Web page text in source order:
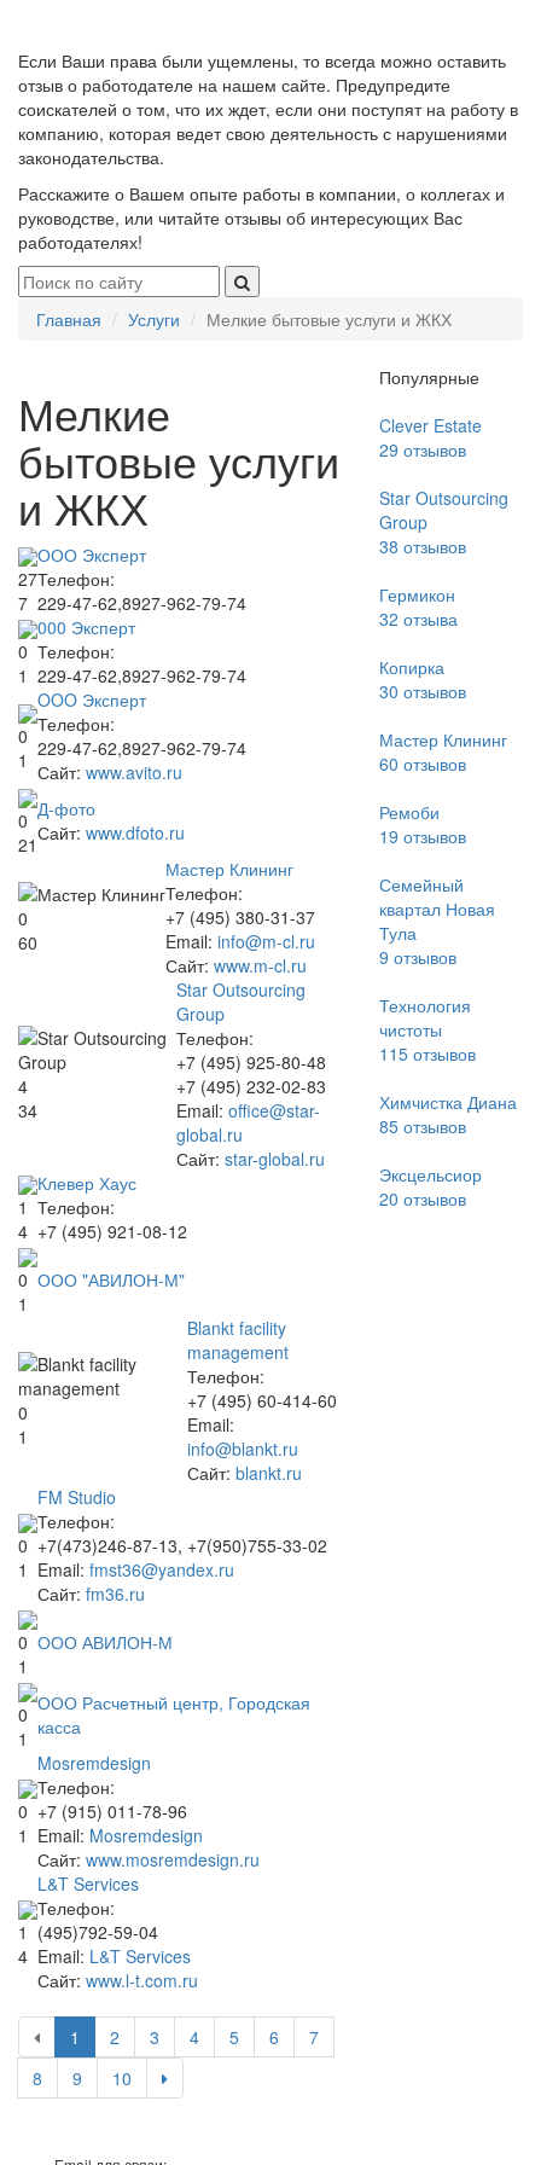
Если Ваши права были ущемлены, то всегда можно оставить
отзыв о работодателе на нашем сайте. Предупредите
соискателей о том, что их ждет, если они поступят на работу в
компанию, которая ведет свою деятельность с нарушениями
законодательства.
Расскажите о Вашем опыте работы в компании, о коллегах и
руководстве, или читайте отзывы об интересующих Вас
работодателях!
Главная Услуги Мелкие бытовые услуги и ЖКХ
Мелкие
бытовые услуги
и ЖКХ
27
7
ООО Эксперт
Телефон:
229-47-62,8927-962-79-74
0
1
000 Эксперт
Телефон:
229-47-62,8927-962-79-74
0
1
OOO Эксперт
Телефон:
229-47-62,8927-962-79-74
Сайт: www.avito.ru
0
21
Д-фото
Сайт: www.dfoto.ru
0
60
Мастер Клининг
Телефон:
+7 (495) 380-31-37
Email: info@m-cl.ru
Сайт: www.m-cl.ru
4
34
Star Outsourcing
Group
Телефон:
+7 (495) 925-80-48
+7 (495) 232-02-83
Email: office@star-
global.ru
Сайт: star-global.ru
1
4
Клевер Хаус
Телефон:
+7 (495) 921-08-12
0
1
ООО "АВИЛОН-М"
0
1
Blankt facility
management
Телефон:
+7 (495) 60-414-60
Email:
info@blankt.ru
Сайт: blankt.ru
0
1
FM Studio
Телефон:
+7(473)246-87-13, +7(950)755-33-02
Email: fmst36@yandex.ru
Сайт: fm36.ru
0
1
ООО АВИЛОН-М
0
1
ООО Расчетный центр, Городская
касса
0
1
Mosremdesign
Телефон:
+7 (915) 011-78-96
Email: Mosremdesign
Сайт: www.mosremdesign.ru
1
4
L&T Services
Телефон:
(495)792-59-04
Email: L&T Services
Сайт: www.l-t.com.ru
1 2 3 4 5 6
7
8
9 10
Популярные
Clever Estate
29 отзывов
Star Outsourcing
Group
38 отзывов
Гермикон
32 отзыва
Копирка
30 отзывов
Мастер Клининг
60 отзывов
Ремоби
19 отзывов
Семейный
квартал Новая
Тула
9 отзывов
Технология
чистоты
115отзывов
Химчистка Диана
85отзывов
Эксцельсиор
20 отзывов